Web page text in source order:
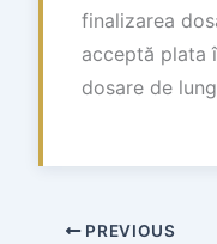
finalizarea
acceptă plata
dosare de
PREVIOUS